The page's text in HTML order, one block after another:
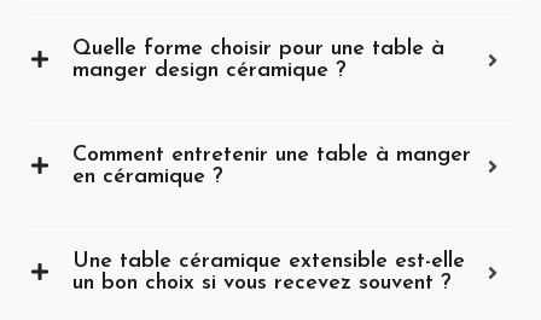
Quelle forme choisir pour une table à
manger design céramique ?
Comment entretenir une table à manger
en céramique ?
Une table céramique extensible est-elle
un bon choix si vous recevez souvent ?